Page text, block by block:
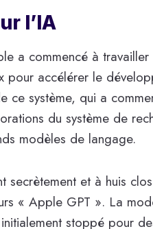
l’IA
a commencé à travailler
pour accélérer le
ce système, qui a
du système de
modèles de langage.
et à huis
« Apple GPT ». La
stoppé pour